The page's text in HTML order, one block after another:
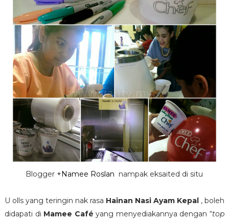
Blogger +Namee Roslan nampak eksaited di situ
U olls yang teringin nak rasa Hainan Nasi Ayam Kepal , boleh
didapati di Mamee Café yang menyediakannya dengan “top